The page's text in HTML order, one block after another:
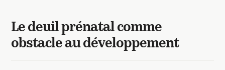
Le deuil prénatal comme
obstacle au développement